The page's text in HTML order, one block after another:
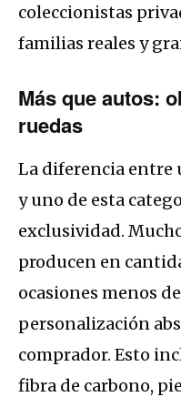
coleccionistas
familias reales y
Más que autos:
ruedas
La diferencia entre
y uno de esta
exclusividad.
producen en
ocasiones menos
personalización
comprador. Esto
fibra de carbono,